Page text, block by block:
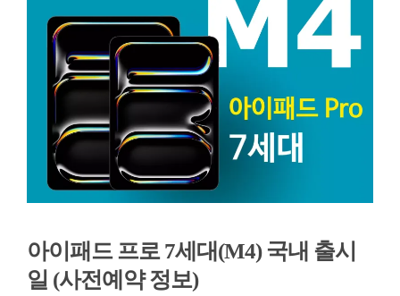
아이패드 프로 7세대(M4) 국내 출시
일 (사전예약 정보)